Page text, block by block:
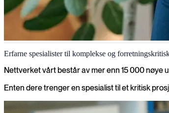
IT- og forretningskonsulenter
Få tilgang til erfarne konsulenter som forstår både
Erfarne spesialister til komplekse og
Nettverket vårt består av mer enn 15 000 nøye
Enten dere trenger en spesialist til et kritisk